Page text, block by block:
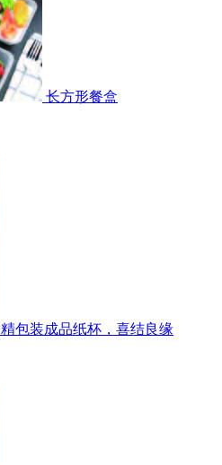
长方形餐盒
精包装成品纸杯，喜结良缘